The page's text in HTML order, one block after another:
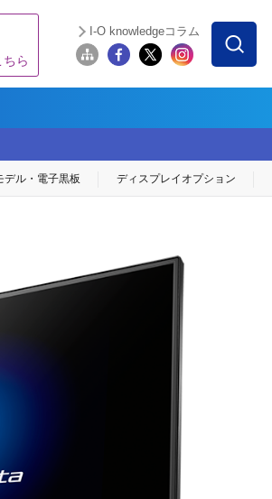
ら
I-O knowledgeコラム
ル・ 電子黒板 ディスプレイ オプション